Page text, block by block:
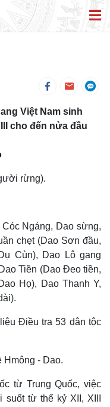
Việt Nam sinh
cho đến nửa đầu
rừng).
Ngáng, Dao sừng,
chẹt (Dao Sơn đầu,
Cùn), Dao Lô gang
Tiền (Dao Ðeo tiền,
Họ), Dao Thanh Y,
Điều tra 53 dân tộc
Hmông - Dao.
từ Trung Quốc, việc
từ thế kỷ XII, XIII